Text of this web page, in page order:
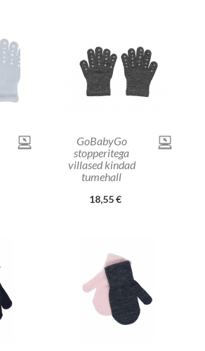
GoBabyGo
stopperitega
villased kindad
tumehall
18,55 €